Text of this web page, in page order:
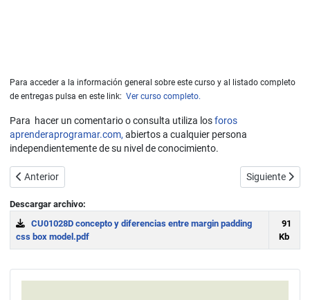
Para acceder a la información general sobre este curso y al listado completo
de entregas pulsa en este link: Ver curso completo.
Para hacer un comentario o consulta utiliza losforos
aprenderaprogramar.com, abiertos a cualquier persona
independientemente de su nivel de conocimiento.
Artículo anterior: Shorthand: notación CSS abreviada. border-width
Anterior Artículo
Siguiente
Descargar archivo:
CU01028D concepto y diferencias entre margin padding
css box model.pdf
91
Kb